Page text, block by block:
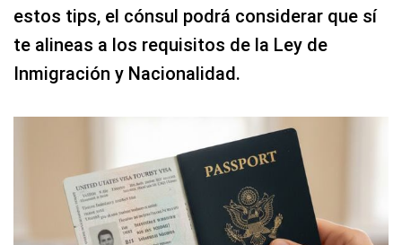
estos tips, el cónsul podrá considerar que sí
te alineas a los requisitos de la Ley de
Inmigración y Nacionalidad.